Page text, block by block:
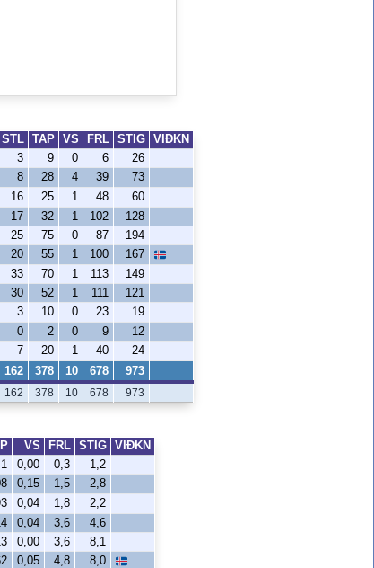
STL TAP VS FRL STIG
VIÐKN
3 9 0 6
26
8 28 4 39
73
16 25 1 48
60
17 32 1 102
128
25 75 0 87
194
20 55 1 100
167
33 70 1 113
149
30 52 1 111
121
3 10 0 23
19
0 2 0 9
12
7 20 1 40 24
162 378 10 678 973
162 378 10 678 973
VS FRL STIG
VIÐKN
0,00 0,3
1,2
0,15 1,5
2,8
0,04 1,8
2,2
0,04 3,6
4,6
0,00 3,6
8,1
0,05 4,8
8,0